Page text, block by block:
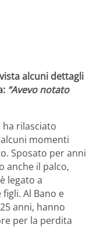
alcuni dettagli
“Avevo notato
ha rilasciato
momenti
Sposato per anni
anche il palco,
legato a
Al Bano e
anni, hanno
per la perdita